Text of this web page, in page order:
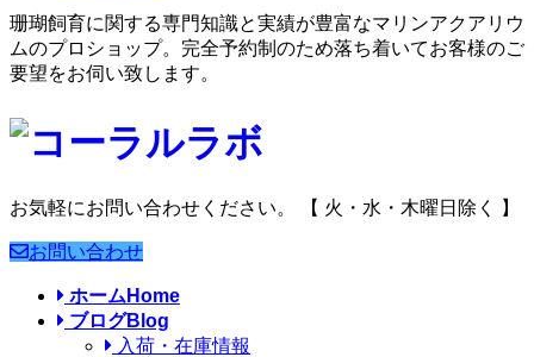
珊瑚飼育に関する専門知識と実績が豊富なマリンアクアリウ
ムのプロショップ。完全予約制のため落ち着いてお客様のご
要望をお伺い致します。
お気軽にお問い合わせください。 【 火・水・木曜日除く 】
お問い合わせ
ホーム Home
ブログBlog
入荷・在庫情報